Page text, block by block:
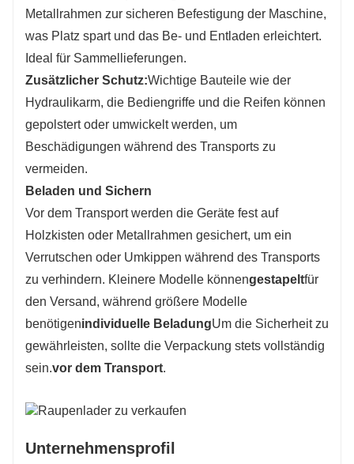
Metallrahmen zur sicheren Befestigung der Maschine,
was Platz spart und das Be- und Entladen erleichtert.
Ideal für Sammellieferungen.
Zusätzlicher Schutz:Wichtige Bauteile wie der
Hydraulikarm, die Bediengriffe und die Reifen können
gepolstert oder umwickelt werden, um
Beschädigungen während des Transports zu
vermeiden.
Beladen und Sichern
Vor dem Transport werden die Geräte fest auf
Holzkisten oder Metallrahmen gesichert, um ein
Verrutschen oder Umkippen während des Transports
zu verhindern. Kleinere Modelle könnengestapeltfür
den Versand, während größere Modelle
benötigenindividuelle BeladungUm die Sicherheit zu
gewährleisten, sollte die Verpackung stets vollständig
sein.vor dem Transport.
Unternehmensprofil